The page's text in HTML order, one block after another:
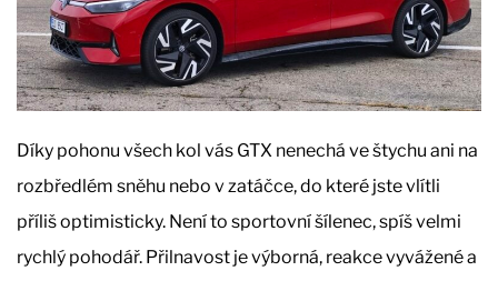
Díky pohonu všech kol vás GTX nenechá ve štychu ani na
rozbředlém sněhu nebo v zatáčce, do které jste vlítli
příliš optimisticky. Není to sportovní šílenec, spíš velmi
rychlý pohodář. Přilnavost je výborná, reakce vyvážené a